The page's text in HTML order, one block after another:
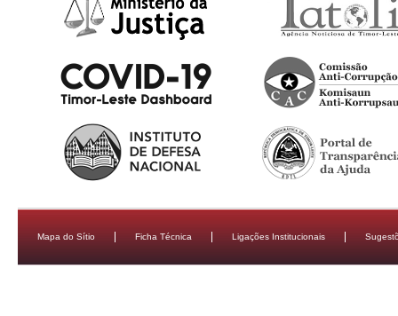
Mapa do Sítio Ficha Técnica Ligações Institucionais